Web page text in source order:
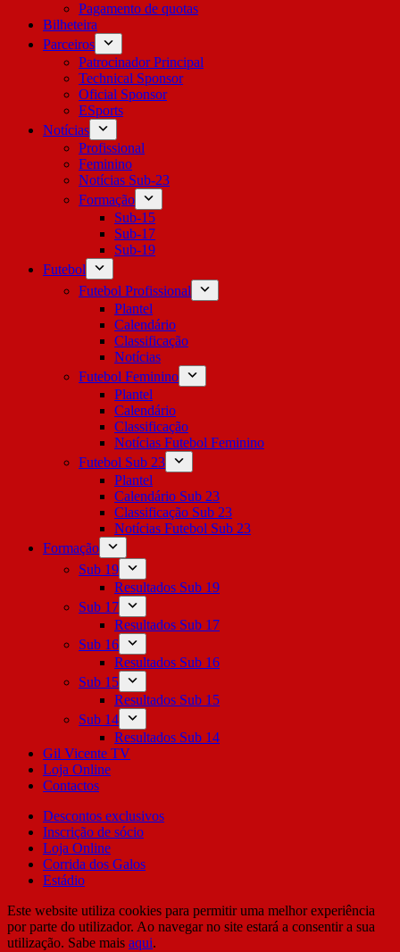
Pagamento de quotas
Bilheteira
Parceiros
Patrocinador Principal
Technical Sponsor
Oficial Sponsor
ESports
Notícias
Profissional
Feminino
Notícias Sub-23
Formação
Sub-15
Sub-17
Sub-19
Futebol
Futebol Profissional
Plantel
Calendário
Classificação
Notícias
Futebol Feminino
Plantel
Calendário
Classificação
Notícias Futebol Feminino
Futebol Sub 23
Plantel
Calendário Sub 23
Classificação Sub 23
Notícias Futebol Sub 23
Formação
Sub 19
Resultados Sub 19
Sub 17
Resultados Sub 17
Sub 16
Resultados Sub 16
Sub 15
Resultados Sub 15
Sub 14
Resultados Sub 14
Gil Vicente TV
Loja Online
Contactos
Descontos exclusivos
Inscrição de sócio
Loja Online
Corrida dos Galos
Estádio
Este website utiliza cookies para permitir uma melhor experiência
por parte do utilizador. Ao navegar no site estará a consentir a sua
utilização. Sabe mais aqui.